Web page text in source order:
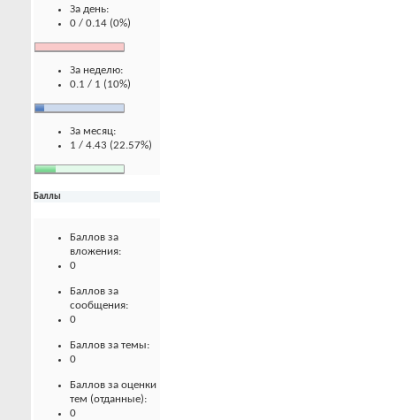
За день:
0 / 0.14 (0%)
За неделю:
0.1 / 1 (10%)
За месяц:
1 / 4.43 (22.57%)
Баллы
Баллов за
вложения:
0
Баллов за
сообщения:
0
Баллов за темы:
0
Баллов за оценки
тем (отданные):
0